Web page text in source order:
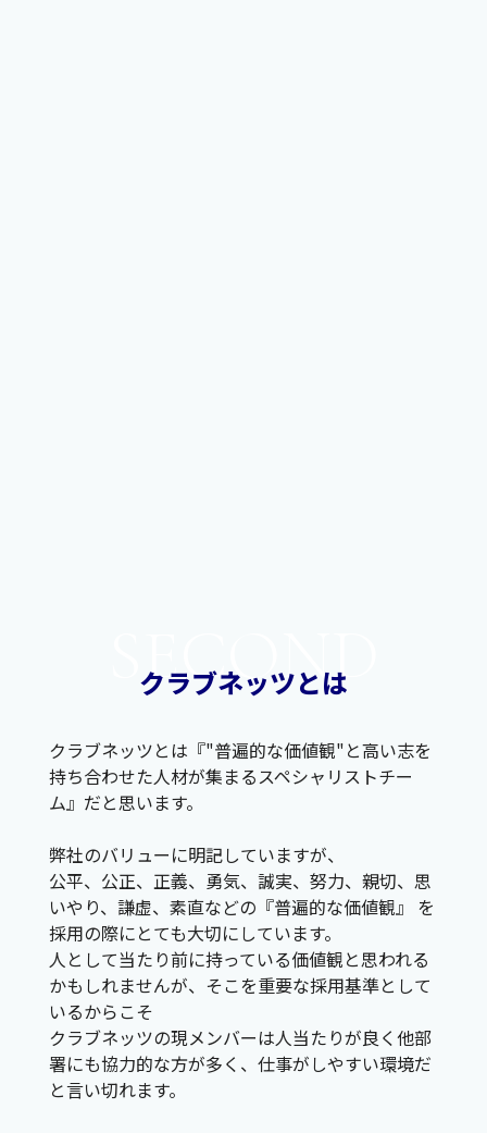
SECOND
クラブネッツとは
クラブネッツとは『"普遍的な価値観"と高い志を
持ち合わせた人材が集まるスペシャリストチー
ム』だと思います。
弊社のバリューに明記していますが、
公平、公正、正義、勇気、誠実、努力、親切、思
いやり、謙虚、素直などの『普遍的な価値観』 を
採用の際にとても大切にしています。
人として当たり前に持っている価値観と思われる
かもしれませんが、そこを重要な採用基準として
いるからこそ
クラブネッツの現メンバーは人当たりが良く他部
署にも協力的な方が多く、仕事がしやすい環境だ
と言い切れます。